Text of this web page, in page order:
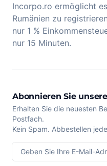
Incorpo.ro ermöglicht
Rumänien zu
nur 1 %
nur 15 Minuten.
Abonnieren Sie
Erhalten Sie die neuesten
Postfach.
Kein Spam. Abbestellen
Geben Sie Ihre E-Mail-